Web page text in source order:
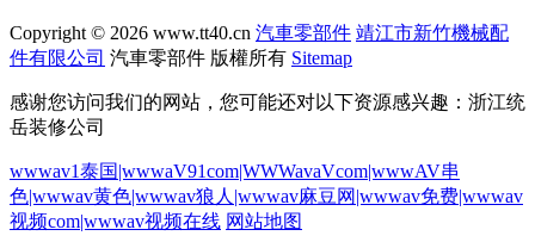
Copyright © 2026 www.tt40.cn 汽車零部件 靖江市新竹機械配
件有限公司 汽車零部件 版權所有 Sitemap
感谢您访问我们的网站，您可能还对以下资源感兴趣：浙江统
岳装修公司
wwwav1泰国|wwwaV91com|WWWavaVcom|wwwAV串
色|wwwav黄色|wwwav狼人|wwwav麻豆网|wwwav免费|wwwav
视频com|wwwav视频在线 网站地图